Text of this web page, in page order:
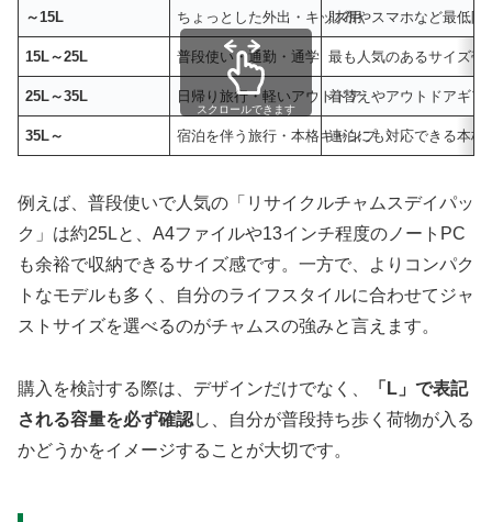
～15L ちょっとした外出・キッズ用財布やスマホなど最低限
15L～25L 普段使い・通勤・通学 最も人気のあるサイズ帯
25L～35L 日帰り旅行・軽いアウトドア着替えやアウトドアギア
35L～ 宿泊を伴う旅行・本格キャンプ連泊にも対応できる本格
スクロールできます
例えば、普段使いで人気の「リサイクルチャムスデイパッ
ク」は約25Lと、A4ファイルや13インチ程度のノートPC
も余裕で収納できるサイズ感です。一方で、よりコンパク
トなモデルも多く、自分のライフスタイルに合わせてジャ
ストサイズを選べるのがチャムスの強みと言えます。
購入を検討する際は、デザインだけでなく、
「L」で表記
される容量を必ず確認し、自分が普段持ち歩く荷物が入る
かどうかをイメージすることが大切です。